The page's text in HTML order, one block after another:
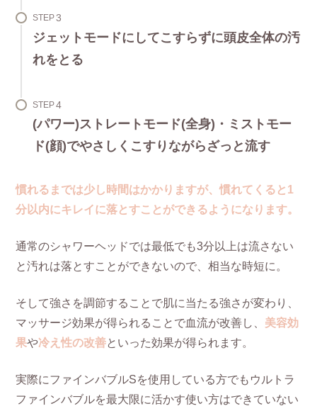
STEP
ジェットモードにしてこすらずに頭皮全体の汚
れをとる
STEP
(パワー)ストレートモード(全身)・ミストモー
ド(顔)でやさしくこすりながらざっと流す
慣れるまでは少し時間はかかりますが、慣れてくると1
分以内にキレイに落とすことができるようになります。
通常のシャワーヘッドでは最低でも3分以上は流さない
と汚れは落とすことができないので、相当な時短に。
そして強さを調節することで肌に当たる強さが変わり、
マッサージ効果が得られることで血流が改善し、 美容効
果や冷え性の改善といった効果が得られます。
実際にファインバブルSを使用している方でもウルトラ
ファインバブルを最大限に活かす使い方はできていない